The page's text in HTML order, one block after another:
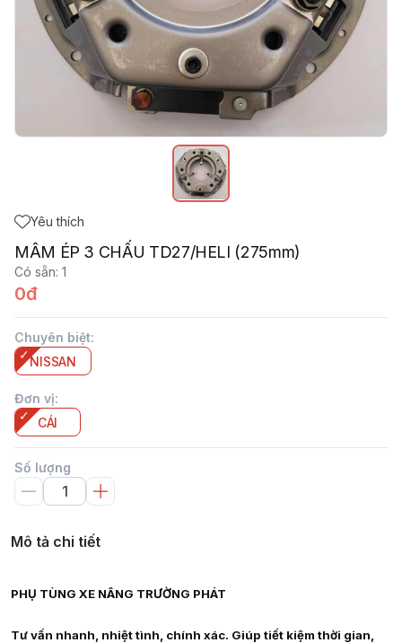
Yêu thích
MÂM ÉP 3 CHẤU TD27/HELI (275mm)
Có sẵn: 1
0đ
Chuyên biệt:
NISSAN
Đơn vị:
CÁI
Số lượng
Mô tả chi tiết
PHỤ TÙNG XE NÂNG TRƯỜNG PHÁT
Tư vấn nhanh, nhiệt tình, chính xác. Giúp tiết kiệm thời gian,